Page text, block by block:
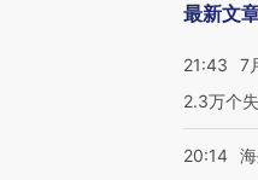
最新文
21:43
7
2.3万个
20:14